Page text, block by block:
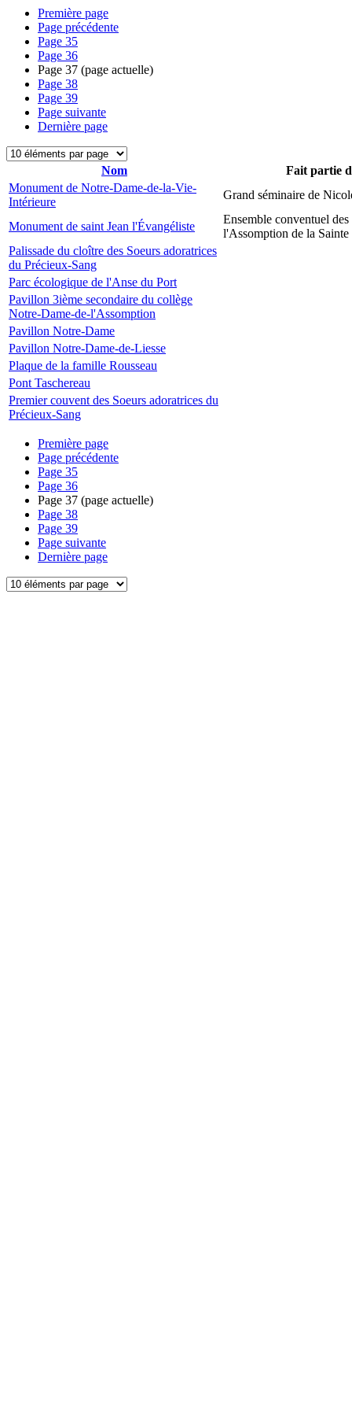
Première page
Page précédente
Page 35
Page 36
Page 37 (page actuelle)
Page 38
Page 39
Page suivante
Dernière page
Nom
Fait partie
Monument de Notre-Dame-de-la-Vie-
Intérieure
Grand séminaire de
Monument de saint Jean l'Évangéliste
Ensemble conventuel des
l'Assomption de la
Palissade du cloître des Soeurs adoratrices
du Précieux-Sang
Parc écologique de l'Anse du Port
Pavillon 3ième secondaire du collège
Notre-Dame-de-l'Assomption
Pavillon Notre-Dame
Pavillon Notre-Dame-de-Liesse
Plaque de la famille Rousseau
Pont Taschereau
Premier couvent des Soeurs adoratrices du
Précieux-Sang
Première page
Page précédente
Page 35
Page 36
Page 37 (page actuelle)
Page 38
Page 39
Page suivante
Dernière page